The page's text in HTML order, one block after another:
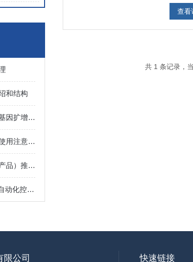
和结构
南京新飞达专业销售耶拿基因扩增仪Biometra TAdvanced
进口红外光谱仪的特点和使用注意事项
检测被辐照后的食品（海产品）推荐检测仪器 ---布鲁克台式顺磁
Telstar冻干机采用先进的自动化控制系统
查看
共 1 条记录，
公司 快速链接